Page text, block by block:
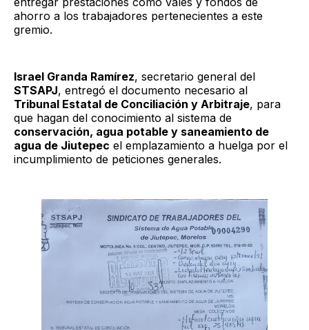
ahorro a los trabajadores pertenecientes a este
gremio.
Israel Granda Ramírez, secretario general del
STSAPJ, entregó el documento necesario al
Tribunal Estatal de Conciliación y Arbitraje, para
que hagan del conocimiento al sistema de
conservación, agua potable y saneamiento de
agua de Jiutepec el emplazamiento a huelga por el
incumplimiento de peticiones generales.